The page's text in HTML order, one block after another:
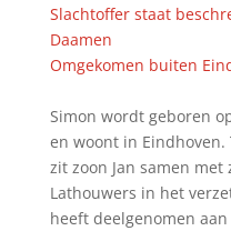
Slachtoffer staat
Daamen
Omgekomen buiten
Simon wordt geboren
en woont in
zit zoon Jan samen met
Lathouwers in het
heeft deelgenomen